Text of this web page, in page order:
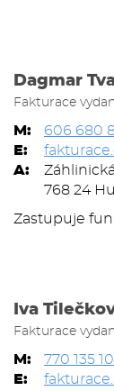
Dagmar
Fakturace
M:
606 680
E:
A:
768 24
Zastupuje
Iva
Fakturace
M:
770 135
E: